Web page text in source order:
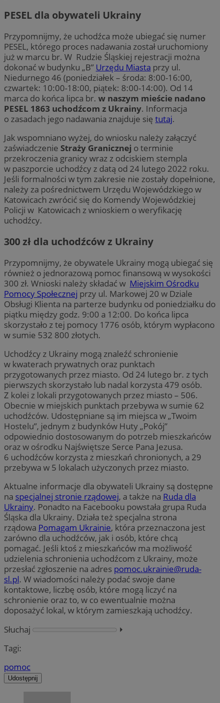
PESEL dla obywateli Ukrainy
Przypomnijmy, że uchodźca może ubiegać się numer
PESEL, którego proces nadawania został uruchomiony
już w marcu br. W Rudzie Śląskiej rejestracji można
dokonać w budynku „B” Urzędu Miasta przy ul.
Niedurnego 46 (poniedziałek – środa: 8:00-16:00,
czwartek: 10:00-18:00, piątek: 8:00-14:00). Od 14
marca do końca lipca br. w naszym mieście nadano
PESEL 1863 uchodźcom z Ukrainy. Informacja
o zasadach jego nadawania znajduje się tutaj.
Jak wspomniano wyżej, do wniosku należy załączyć
zaświadczenie Straży Granicznej o terminie
przekroczenia granicy wraz z odciskiem stempla
w paszporcie uchodźcy z datą od 24 lutego 2022 roku.
Jeśli formalności w tym zakresie nie zostały dopełnione,
należy za pośrednictwem Urzędu Wojewódzkiego w
Katowicach zwrócić się do Komendy Wojewódzkiej
Policji w Katowicach z wnioskiem o weryfikację
uchodźcy.
300 zł dla uchodźców z Ukrainy
Przypomnijmy, że obywatele Ukrainy mogą ubiegać się
również o jednorazową pomoc finansową w wysokości
300 zł. Wnioski należy składać w Miejskim Ośrodku
Pomocy Społecznej przy ul. Markowej 20 w Dziale
Obsługi Klienta na parterze budynku od poniedziałku do
piątku między godz. 9:00 a 12:00. Do końca lipca
skorzystało z tej pomocy 1776 osób, którym wypłacono
w sumie 532 800 złotych.
Uchodźcy z Ukrainy mogą znaleźć schronienie
w kwaterach prywatnych oraz punktach
przygotowanych przez miasto. Od 24 lutego br. z tych
pierwszych skorzystało lub nadal korzysta 479 osób.
Z kolei z lokali przygotowanych przez miasto – 506.
Obecnie w miejskich punktach przebywa w sumie 62
uchodźców. Udostępniane są im miejsca w „Twoim
Hostelu”, jednym z budynków Huty „Pokój”
odpowiednio dostosowanym do potrzeb mieszkańców
oraz w ośrodku Najświętsze Serce Pana Jezusa.
6 uchodźców korzysta z mieszkań chronionych, a 29
przebywa w 5 lokalach użyczonych przez miasto.
Aktualne informacje dla obywateli Ukrainy są dostępne
na specjalnej stronie rządowej, a także na Ruda dla
Ukrainy. Ponadto na Facebooku powstała grupa Ruda
Śląska dla Ukrainy. Działa też specjalna strona
rządowa Pomagam Ukrainie, która przeznaczona jest
zarówno dla uchodźców, jak i osób, które chcą
pomagać. Jeśli ktoś z mieszkańców ma możliwość
udzielenia schronienia uchodźcom z Ukrainy, może
przesłać zgłoszenie na adres pomoc.ukrainie@ruda-
sl.pl. W wiadomości należy podać swoje dane
kontaktowe, liczbę osób, które mogą liczyć na
schronienie oraz to, w co ewentualnie można
doposażyć lokal, w którym zamieszkają uchodźcy.
Słuchaj
⏵︎
Tagi:
pomoc
Udostępnij